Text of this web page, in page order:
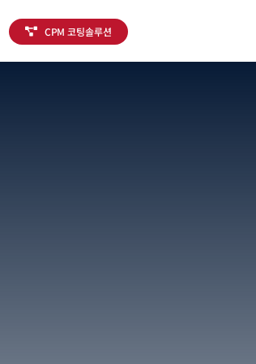
CPM 코팅솔루션